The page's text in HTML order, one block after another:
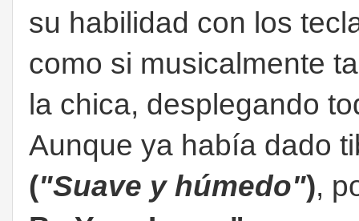
su habilidad con los
como si musicalmente
la chica, desplegando
Aunque ya había dado
("Suave y húmedo"),